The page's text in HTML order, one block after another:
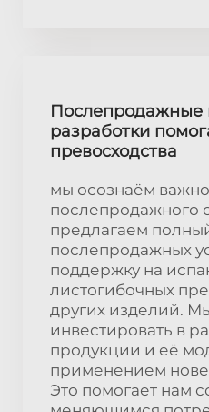
Послепродажные
разработки
превосходства
мы осознаём
послепродажного
предлагаем
послепродажных
поддержку на
листогибочных
других изделий.
инвестировать в
продукции и её
применением
Это помогает нам